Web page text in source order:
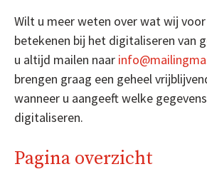
Wilt u meer weten over wat wij voor
betekenen bij het digitaliseren van
u altijd mailen naar
brengen graag een geheel
wanneer u aangeeft welke
digitaliseren.
Pagina overzicht